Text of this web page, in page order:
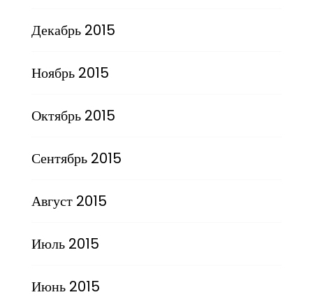
Декабрь 2015
Ноябрь 2015
Октябрь 2015
Сентябрь 2015
Август 2015
Июль 2015
Июнь 2015